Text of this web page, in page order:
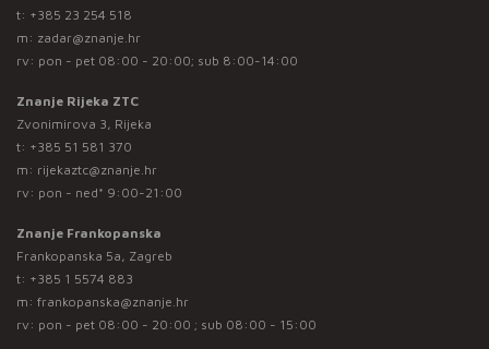
t: +385 23 254 518
m: zadar@znanje.hr
rv: pon - pet 08:00 - 20:00; sub 8:00-14:00
Znanje Rijeka ZTC
Zvonimirova 3, Rijeka
t: +385 51 581 370
m: rijekaztc@znanje.hr
rv: pon - ned* 9:00-21:00
Znanje Frankopanska
Frankopanska 5a, Zagreb
t: +385 1 5574 883
m: frankopanska@znanje.hr
rv: pon - pet 08:00 - 20:00 ; sub 08:00 - 15:00